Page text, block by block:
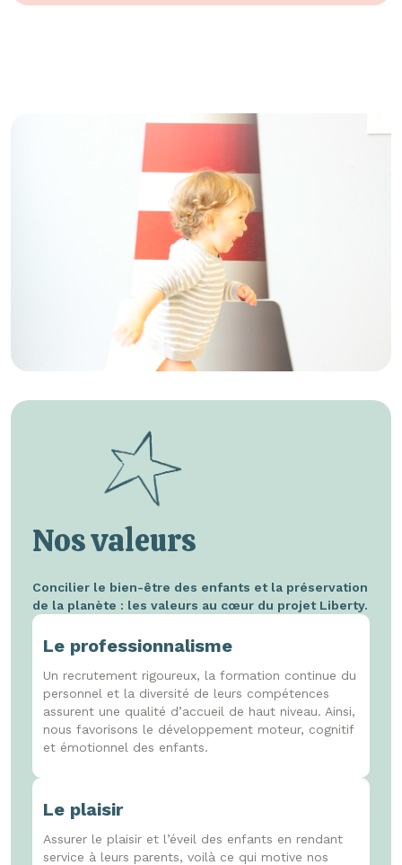
Nos valeurs
Concilier le bien-être des enfants et la préservation
de la planète : les valeurs au cœur du projet Liberty.
Le professionnalisme
Un recrutement rigoureux, la formation continue du
personnel et la diversité de leurs compétences
assurent une qualité d’accueil de haut niveau. Ainsi,
nous favorisons le développement moteur, cognitif
et émotionnel des enfants.
Le plaisir
Assurer le plaisir et l’éveil des enfants en rendant
service à leurs parents, voilà ce qui motive nos